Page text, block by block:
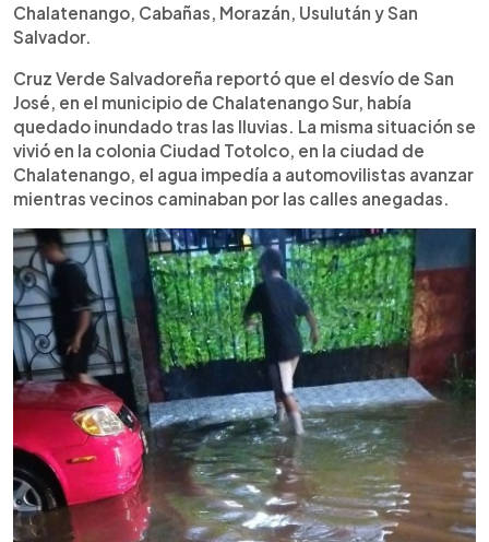
Chalatenango, Cabañas, Morazán, Usulután y San
Salvador.
Cruz Verde Salvadoreña reportó que el desvío de San
José, en el municipio de Chalatenango Sur, había
quedado inundado tras las lluvias. La misma situación se
vivió en la colonia Ciudad Totolco, en la ciudad de
Chalatenango, el agua impedía a automovilistas avanzar
mientras vecinos caminaban por las calles anegadas.